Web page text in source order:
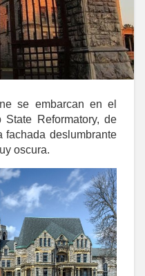
se embarcan en el
Reformatory, de
fachada deslumbrante
oscura.